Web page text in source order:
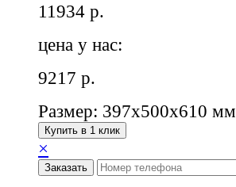
11934 р.
цена у нас:
9217 р.
Размер: 397x500x610 мм
Купить в 1 клик
×
Заказать